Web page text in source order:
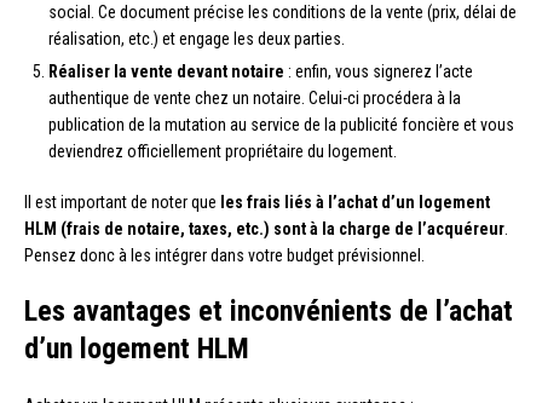
social. Ce document précise les conditions de la vente (prix, délai de
réalisation, etc.) et engage les deux parties.
Réaliser la vente devant notaire : enfin, vous signerez l’acte
authentique de vente chez un notaire. Celui-ci procédera à la
publication de la mutation au service de la publicité foncière et vous
deviendrez officiellement propriétaire du logement.
Il est important de noter que les frais liés à l’achat d’un logement
HLM (frais de notaire, taxes, etc.) sont à la charge de l’acquéreur
Pensez donc à les intégrer dans votre budget prévisionnel.
Les avantages et inconvénients de l’achat
d’un logement HLM